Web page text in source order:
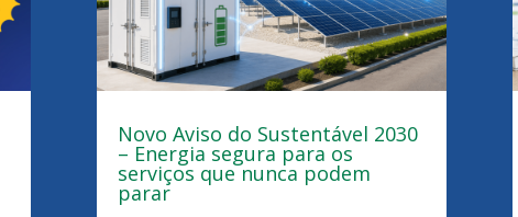
Novo Aviso do Sustentável 2030
– Energia segura para os
serviços que nunca podem
parar